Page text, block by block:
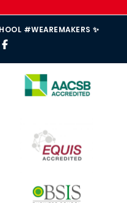
#WEAREMAKERS ✨
IMAGE